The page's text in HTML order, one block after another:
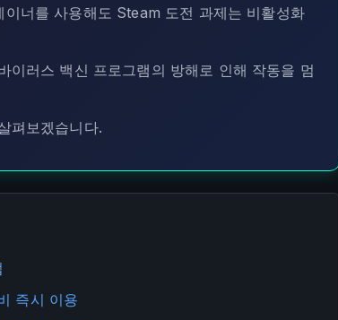
너를 사용해도 Steam 도전 과제는 비활성화
러스 백신 프로그램의 방해로 인해 작동을 멈
펴보겠습니다.
즉시 이용